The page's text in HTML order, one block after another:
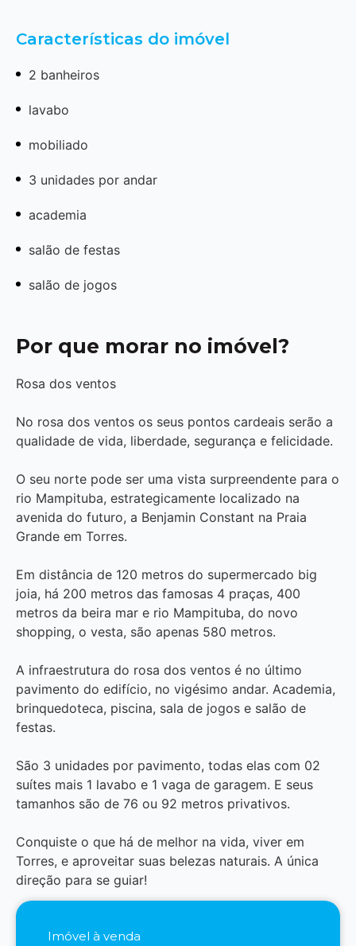
Características do imóvel
2 banheiros
lavabo
mobiliado
3 unidades por andar
academia
salão de festas
salão de jogos
Por que morar no imóvel?
Rosa dos ventos
No rosa dos ventos os seus pontos cardeais serão a
qualidade de vida, liberdade, segurança e felicidade.
O seu norte pode ser uma vista surpreendente para o
rio Mampituba, estrategicamente localizado na
avenida do futuro, a Benjamin Constant na Praia
Grande em Torres.
Em distância de 120 metros do supermercado big
joia, há 200 metros das famosas 4 praças, 400
metros da beira mar e rio Mampituba, do novo
shopping, o vesta, são apenas 580 metros.
A infraestrutura do rosa dos ventos é no último
pavimento do edifício, no vigésimo andar. Academia,
brinquedoteca, piscina, sala de jogos e salão de
festas.
São 3 unidades por pavimento, todas elas com 02
suítes mais 1 lavabo e 1 vaga de garagem. E seus
tamanhos são de 76 ou 92 metros privativos.
Conquiste o que há de melhor na vida, viver em
Torres, e aproveitar suas belezas naturais. A única
direção para se guiar!
Imóvel à venda